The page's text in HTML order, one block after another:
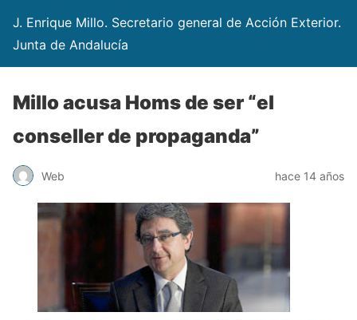
J. Enrique Millo. Secretario general de Acción Exterior.
Junta de Andalucía
Millo acusa Homs de ser “el
conseller de propaganda”
Web hace 14 años